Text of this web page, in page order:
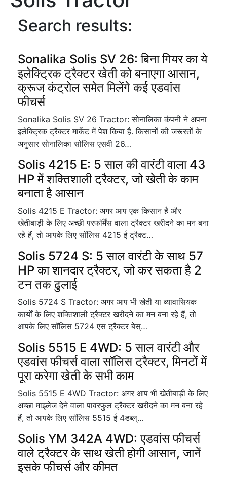
Search results:
Sonalika Solis SV 26: बिना गियर का ये
इलेक्ट्रिक ट्रैक्टर खेती को बनाएगा आसान,
क्रूज कंट्रोल समेत मिलेंगे कई एडवांस
फीचर्स
Sonalika Solis SV 26 Tractor: सोनालिका कंपनी ने अपना
इलेक्ट्रिक ट्रैक्टर मार्केट में पेश किया है. किसानों की जरूरतों के
अनुसार सोनालिका सोलिस एसवी 26…
Solis 4215 E: 5 साल की वारंटी वाला 43
HP में शक्तिशाली ट्रैक्टर, जो खेती के काम
बनाता है आसान
Solis 4215 E Tractor: अगर आप एक किसान है और
खेतीबाड़ी के लिए अच्छी परफॉर्मेंस वाला ट्रैक्टर खरीदने का मन बना
रहे हैं, तो आपके लिए सॉलिस 4215 ई ट्रैक्ट…
Solis 5724 S: 5 साल वारंटी के साथ 57
HP का शानदार ट्रैक्टर, जो कर सकता है 2
टन तक ढुलाई
Solis 5724 S Tractor: अगर आप भी खेती या व्यावासियक
कार्यों के लिए शक्तिशाली ट्रैक्टर खरीदने का मन बना रहे हैं, तो
आपके लिए सॉलिस 5724 एस ट्रैक्टर बेस्…
Solis 5515 E 4WD: 5 साल वारंटी और
एडवांस फीचर्स वाला सॉलिस ट्रैक्टर, मिनटों में
पूरा करेगा खेती के सभी काम
Solis 5515 E 4WD Tractor: अगर आप भी खेतीबाड़ी के लिए
अच्छा माइलेज देने वाला पावरफुल ट्रैक्टर खरीदने का मन बना रहे
हैं, तो आपके लिए सॉलिस 5515 ई 4डब्ल्…
Solis YM 342A 4WD: एडवांस फीचर्स
वाले ट्रैक्टर के साथ खेती होगी आसान, जानें
इसके फीचर्स और कीमत